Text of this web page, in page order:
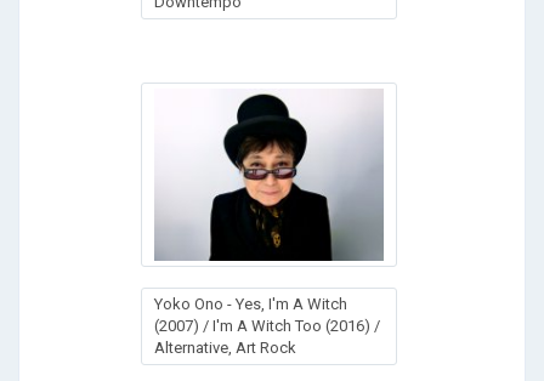
Yoko Ono - Yes, I'm A Witch
(2007) / I'm A Witch Too (2016) /
Alternative, Art Rock